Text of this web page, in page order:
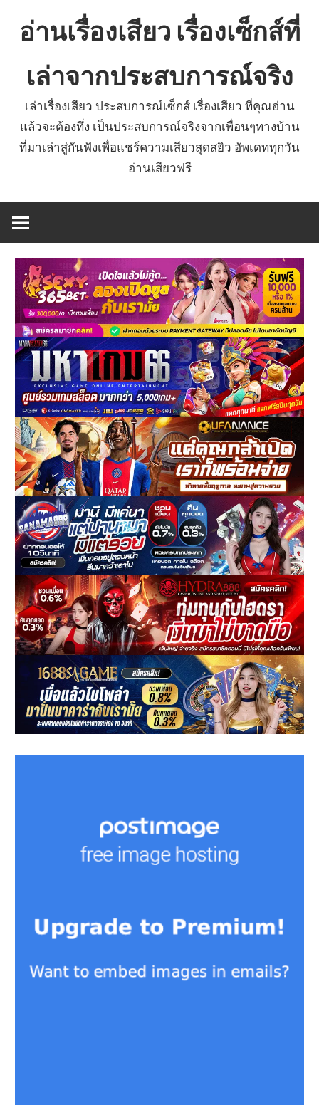
อ่านเรื่องเสียว เรื่องเซ็กส์ที่
เล่าจากประสบการณ์จริง
เล่าเรื่องเสียว ประสบการณ์เซ็กส์ เรื่องเสียว ที่คุณอ่าน
แล้วจะต้องทึ่ง เป็นประสบการณ์จริงจากเพื่อนๆทางบ้าน
ที่มาเล่าสู่กันฟังเพื่อแชร์ความเสียวสุดสยิว อัพเดททุกวัน
อ่านเสียวฟรี